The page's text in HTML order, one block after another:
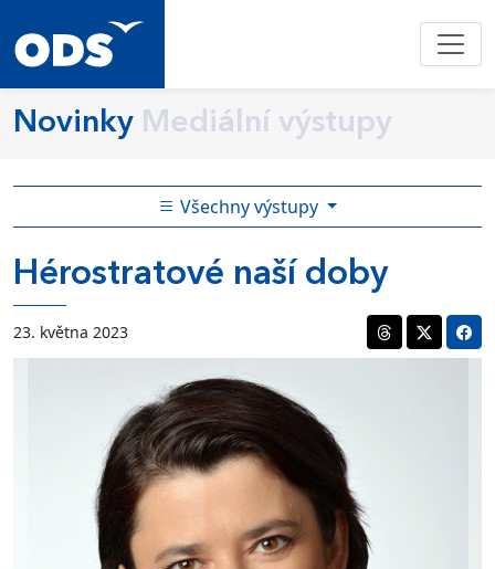
Novinky Mediální výstupy
Všechny výstupy
Hérostratové naší doby
23. května 2023